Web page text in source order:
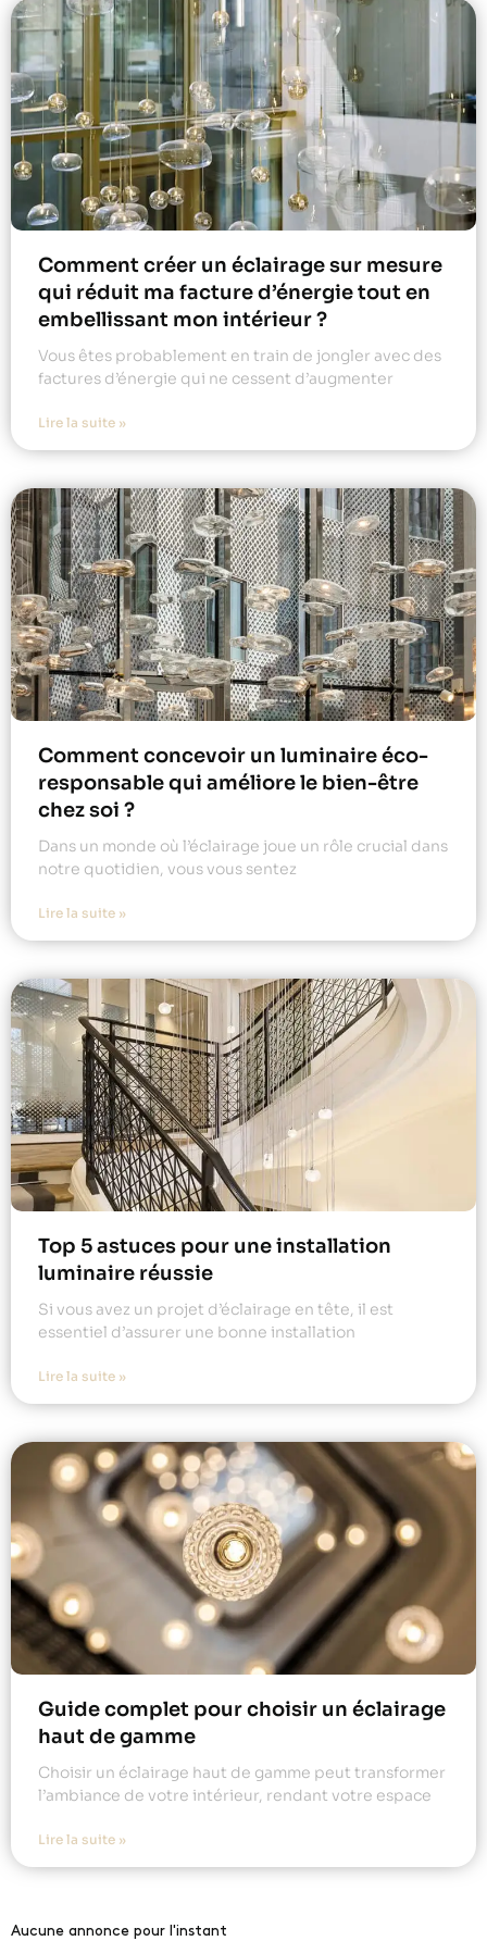
Comment créer un éclairage sur mesure
qui réduit ma facture d’énergie tout en
embellissant mon intérieur ?
Vous êtes probablement en train de jongler avec des
factures d’énergie qui ne cessent d’augmenter
Lire la suite »
Comment concevoir un luminaire éco-
responsable qui améliore le bien-être
chez soi ?
Dans un monde où l’éclairage joue un rôle crucial dans
notre quotidien, vous vous sentez
Lire la suite »
Top 5 astuces pour une installation
luminaire réussie
Si vous avez un projet d’éclairage en tête, il est
essentiel d’assurer une bonne installation
Lire la suite »
Guide complet pour choisir un éclairage
haut de gamme
Choisir un éclairage haut de gamme peut transformer
l’ambiance de votre intérieur, rendant votre espace
Lire la suite »
Aucune annonce pour l'instant